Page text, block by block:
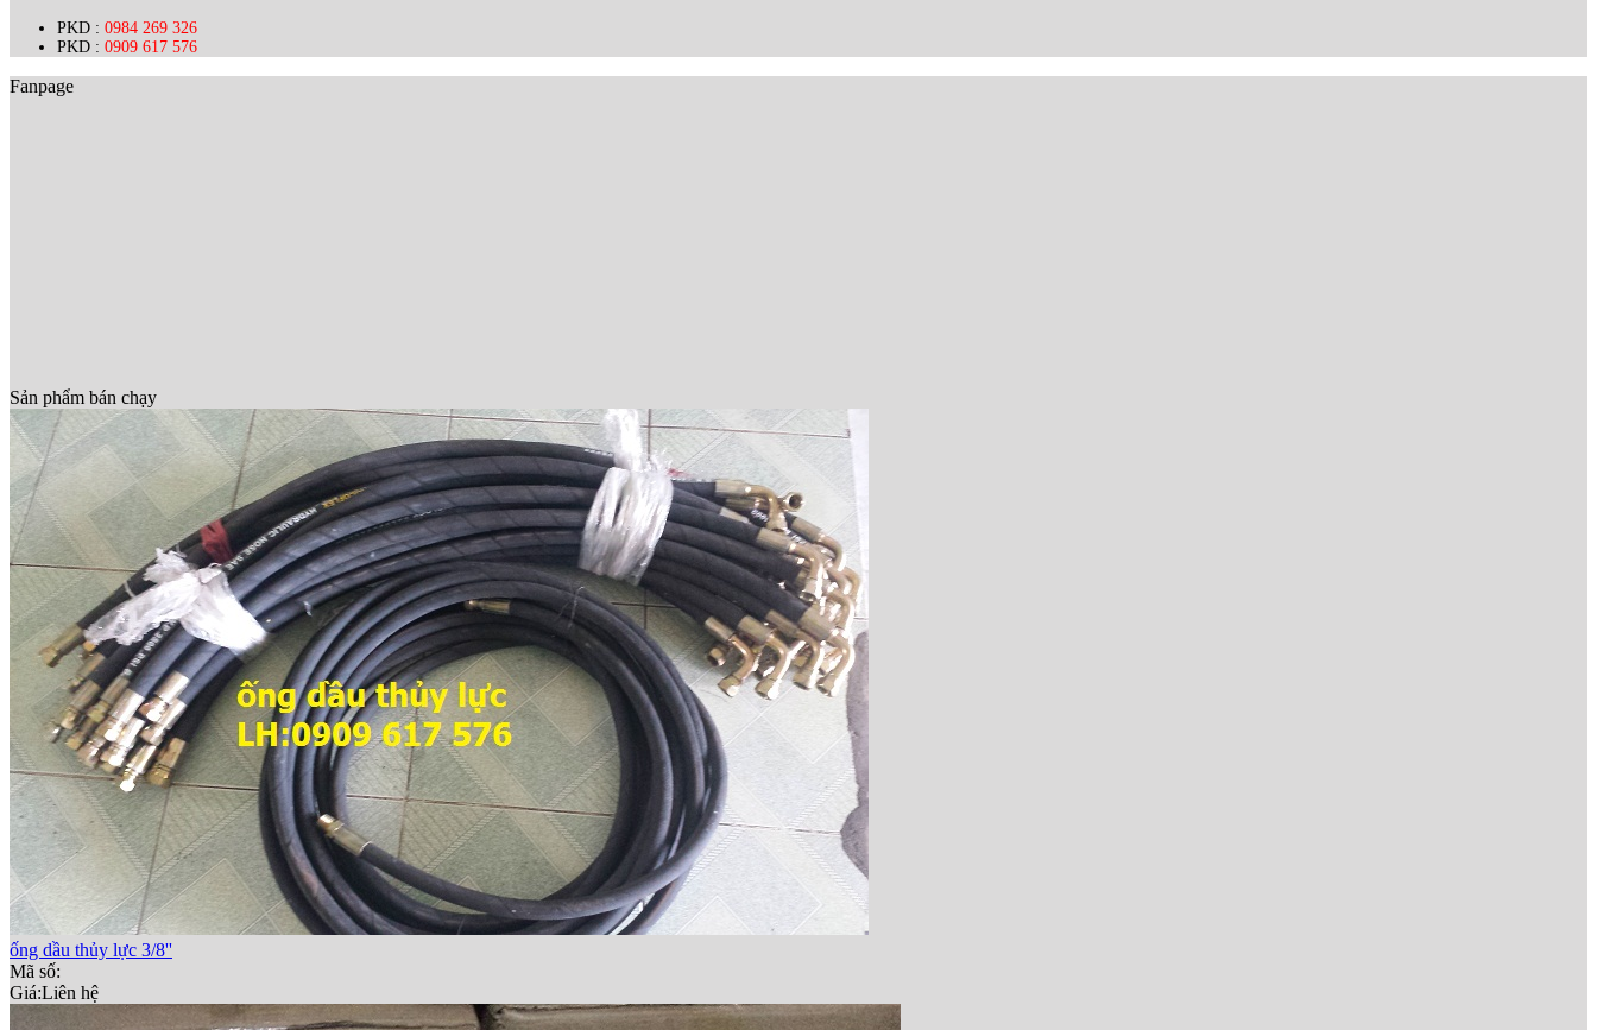
PKD : 0984 269 326
PKD : 0909 617 576
Fanpage
Sản phẩm bán chạy
ống dầu thủy lực 3/8''
Mã số:
Giá:Liên hệ